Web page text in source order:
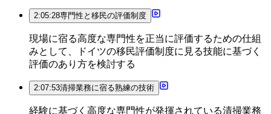
2:05:28専門性と移民の評価制度
現場に宿る高度な専門性を正当に評価するための仕組
みとして、ドイツの移民評価制度に見る技能に基づく
評価のあり方を検討する
2:07:53清掃業務に宿る熟練の技術
経験に基づく高度な専門性が発揮されている清掃業務